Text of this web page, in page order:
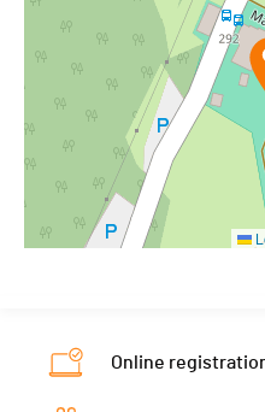
Online